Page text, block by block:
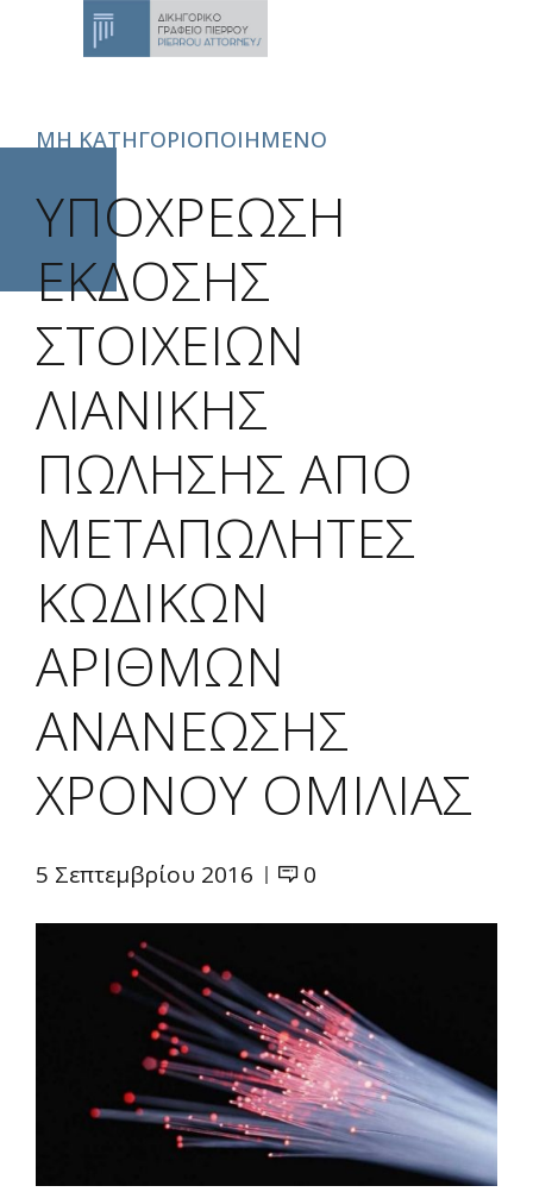
ΜΗ ΚΑΤΗΓΟΡΙΟΠΟΙΗΜΈΝΟ
ΥΠΟΧΡΕΩΣΗ
ΕΚΔΟΣΗΣ
ΣΤΟΙΧΕΙΩΝ
ΛΙΑΝΙΚΗΣ
ΠΩΛΗΣΗΣ ΑΠΟ
ΜΕΤΑΠΩΛΗΤΕΣ
ΚΩΔΙΚΩΝ
ΑΡΙΘΜΩΝ
ΑΝΑΝΕΩΣΗΣ
ΧΡΟΝΟΥ ΟΜΙΛΙΑΣ
5 Σεπτεμβρίου 2016 0